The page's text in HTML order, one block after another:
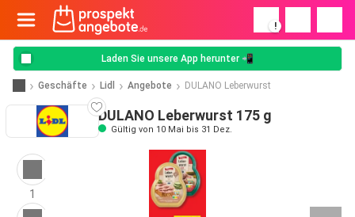
!
Laden Sie unsere App herunter 📲
Geschäfte Lidl Angebote DULANO Leberwurst
DULANO Leberwurst 175 g
Gültig von 10 Mai bis 31 Dez.
1